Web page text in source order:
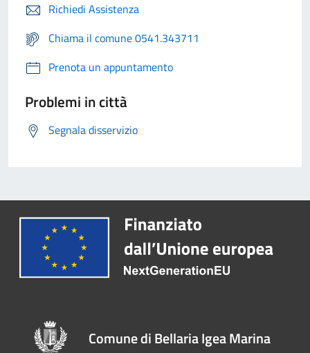
Richiedi Assistenza
Chiama il comune 0541.343711
Prenota un appuntamento
Problemi in città
Segnala disservizio
Comune di Bellaria Igea Marina